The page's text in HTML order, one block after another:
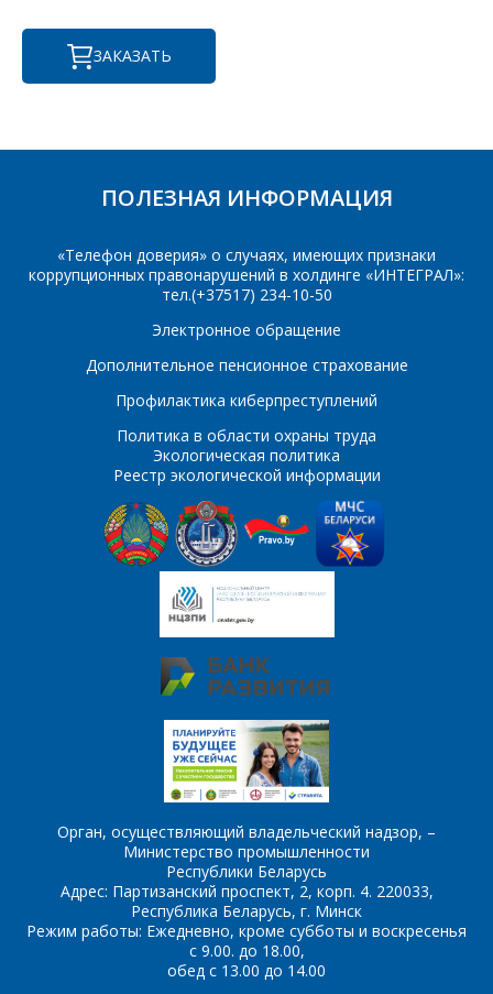
ЗАКАЗАТЬ
ПОЛЕЗНАЯ ИНФОРМАЦИЯ
«Телефон доверия» о случаях, имеющих признаки
коррупционных правонарушений в холдинге «ИНТЕГРАЛ»:
тел.(+37517) 234-10-50
Электронное обращение
Дополнительное пенсионное страхование
Профилактика киберпреступлений
Политика в области охраны труда
Экологическая политика
Реестр экологической информации
Орган, осуществляющий владельческий надзор, –
Министерство промышленности
Республики Беларусь
Адрес: Партизанский проспект, 2, корп. 4. 220033,
Республика Беларусь, г. Минск
Режим работы: Ежедневно, кроме субботы и воскресенья
с 9.00. до 18.00,
обед с 13.00 до 14.00
Фамилия Имя
E-mail*
Интересующий товар/
услуга, их количество
*
Комментарий
- обязательные
поля
ОТПРАВИТЬ
Интересующий товар/
услуга
Сообщение*
Я согласен на
обработку
персональных данных*
- обязательные
поля
ОТПРАВИТЬ